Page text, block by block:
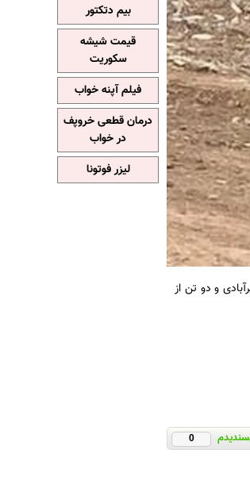
و دو تن از
0
بیم دتکتور
قیمت شیشه
سکوریت
فیلم آپنه خواب
درمان قطعی خروپف
در خواب
لیزر فوتونا